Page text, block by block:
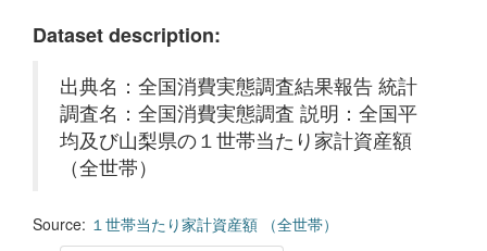
Dataset description:
出典名：全国消費実態調査結果報告 統計
調査名：全国消費実態調査 説明：全国平
均及び山梨県の１世帯当たり家計資産額
（全世帯）
Source: １世帯当たり家計資産額 （全世帯）